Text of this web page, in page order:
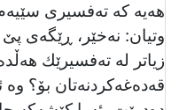
هەیە كە تەفسیری سێیەم
وتیان: نەخێر، ڕێگەی پێ‌
زیاتر لە تەفسیرێك
قەدەغەكردنەتان بۆ؟